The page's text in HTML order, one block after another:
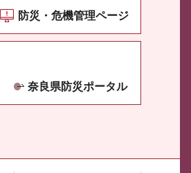
防災・危機管理ページ
奈良県防災ポータル